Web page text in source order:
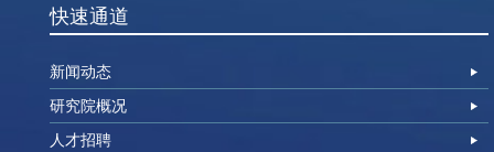
快速通道
新闻动态
研究院概况
人才招聘